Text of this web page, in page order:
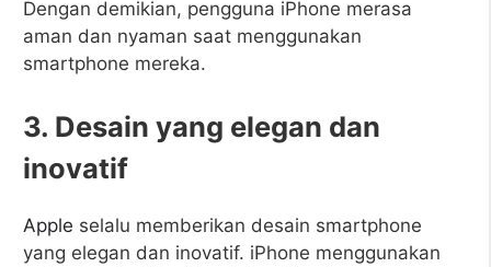
Dengan demikian, pengguna iPhone merasa
aman dan nyaman saat menggunakan
smartphone mereka.
3. Desain yang elegan dan
inovatif
Apple selalu memberikan desain smartphone
yang elegan dan inovatif. iPhone menggunakan